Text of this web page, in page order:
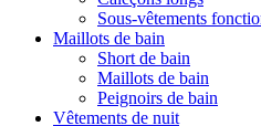
Sous-vêtements
Maillots de bain
Short de bain
Maillots de bain
Peignoirs de bain
Vêtements de nuit